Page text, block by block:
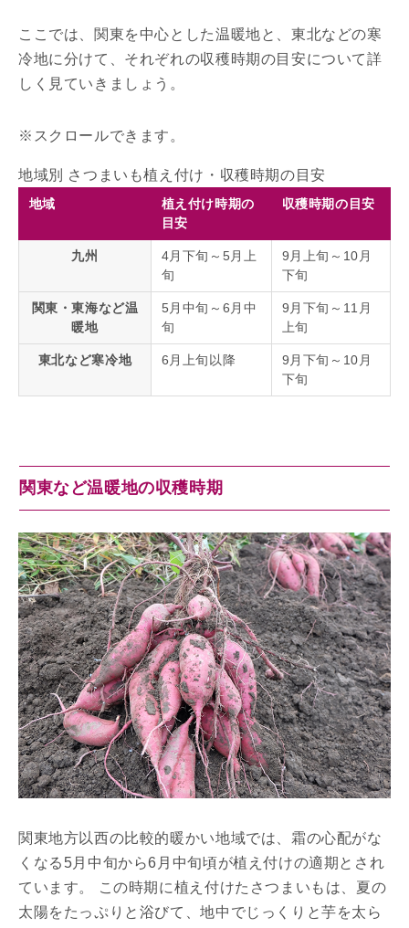
ここでは、関東を中心とした温暖地と、東北などの寒
冷地に分けて、それぞれの収穫時期の目安について詳
しく見ていきましょう。
地域別 さつまいも植え付け・収穫時期の目安
地域
植え付け時期の
目安
収穫時期の目安
九州
4月下旬～5月上
旬
9月上旬～10月
下旬
関東・東海など温
暖地
5月中旬～6月中
旬
9月下旬～11月
上旬
東北など寒冷地 6月上旬以降
9月下旬～10月
下旬
関東など温暖地の収穫時期
関東地方以西の比較的暖かい地域では、霜の心配がな
くなる5月中旬から6月中旬頃が植え付けの適期とされ
ています。 この時期に植え付けたさつまいもは、夏の
太陽をたっぷりと浴びて、地中でじっくりと芋を太ら